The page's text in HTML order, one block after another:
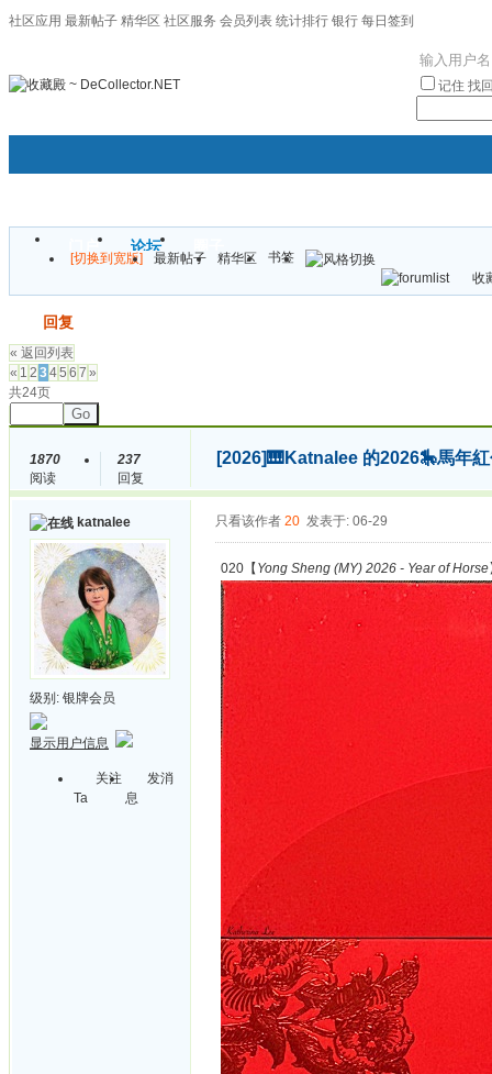
社区应用 最新帖子 精华区 社区服务 会员列表 统计排行 银行 每日签到
记住 找
门户 论坛
[切换到宽版] 最新帖子 精华区
书签
收
回复
« 返回列表
« 1 2 345 6 7 »
共24页
Go
1870
阅读
237
回复
[2026]🎹Katnalee 的2026🎠馬年
katnalee
级别: 银牌会员
显示用户信息
关注
Ta
发消
息
只看该作者 20 发表于: 06-29
020【 Yong Sheng (MY) 2026 - Year of Horse